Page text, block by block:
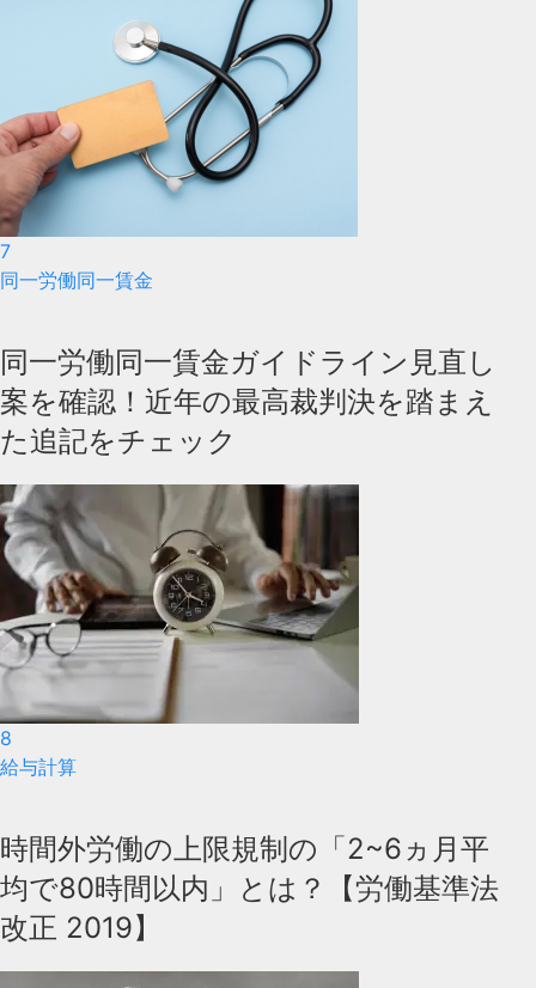
7
同一労働同一賃金
同一労働同一賃金ガイドライン見直し
案を確認！近年の最高裁判決を踏まえ
た追記をチェック
8
給与計算
時間外労働の上限規制の「2~6ヵ月平
均で80時間以内」とは？【労働基準法
改正 2019】